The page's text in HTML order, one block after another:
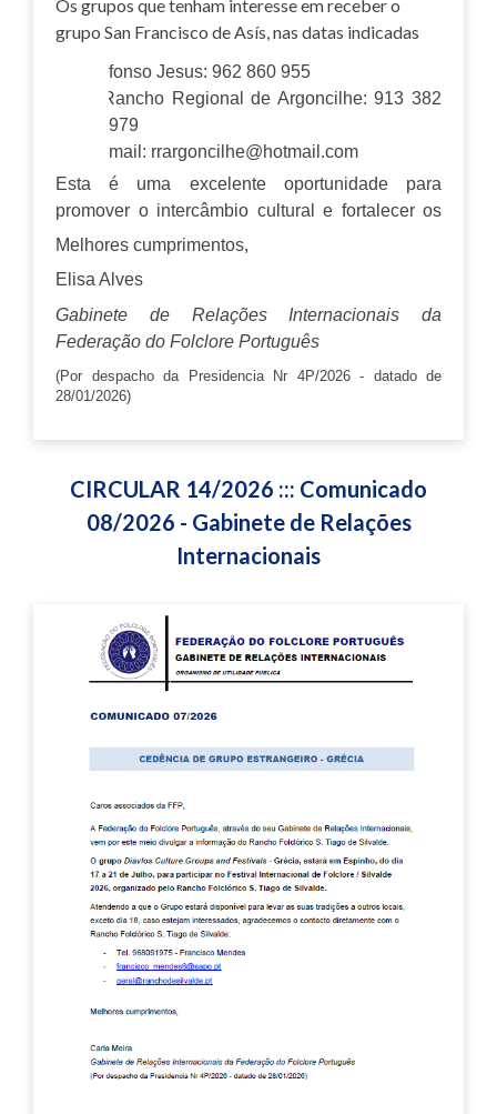
Os grupos que tenham interesse em receber o
grupo San Francisco de Asís, nas datas indicadas
de Argoncilhe através dos seguintes contatos:
Afonso Jesus: 962 860 955
Rancho Regional de Argoncilhe: 913 382
979
Email: rrargoncilhe@hotmail.com
Esta é uma excelente oportunidade para
promover o intercâmbio cultural e fortalecer os
laços de amizade entre grupos folclóricos
Melhores cumprimentos,
Elisa Alves
Gabinete de Relações Internacionais da
Federação do Folclore Português
(Por despacho da Presidencia Nr 4P/2026 - datado de
28/01/2026)
CIRCULAR 14/2026 ::: Comunicado
08/2026 - Gabinete de Relações
Internacionais